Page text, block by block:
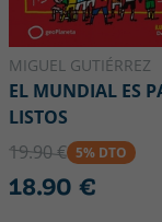
MIGUEL GUTIÉRREZ
EL MUNDIAL ES
LISTOS
19.90 € 5% DTO
18.90 €